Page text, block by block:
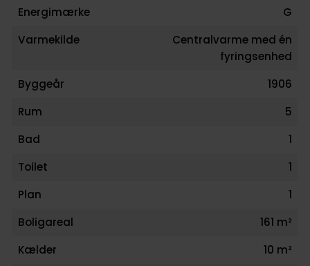
Energimærke
G
Varmekilde
Centralvarme med én
fyringsenhed
Byggeår
1906
Rum
5
Bad
1
Toilet
1
Plan
1
Boligareal
161 m²
Kælder
10 m²